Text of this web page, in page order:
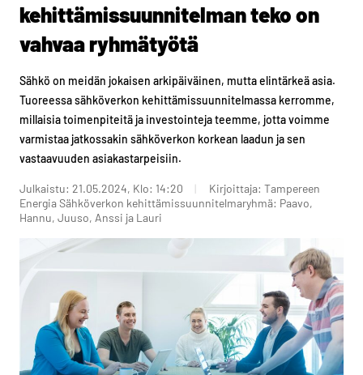
kehittämissuunnitelman teko on
vahvaa ryhmätyötä
Sähkö on meidän jokaisen arkipäiväinen, mutta elintärkeä asia.
Tuoreessa sähköverkon kehittämissuunnitelmassa kerromme,
millaisia toimenpiteitä ja investointeja teemme, jotta voimme
varmistaa jatkossakin sähköverkon korkean laadun ja sen
vastaavuuden asiakastarpeisiin.
Julkaistu: 21.05.2024, Klo: 14:20
Kirjoittaja: Tampereen
Energia Sähköverkon kehittämissuunnitelmaryhmä: Paavo,
Hannu, Juuso, Anssi ja Lauri